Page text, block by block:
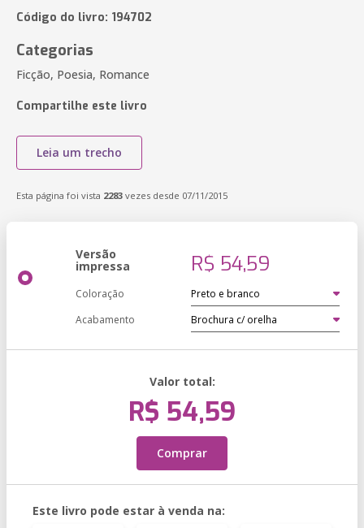
Código do livro: 194702
Categorias
Ficção, Poesia, Romance
Compartilhe este livro
Leia um trecho
Esta página foi vista 2283 vezes desde 07/11/2015
Versão
impressa R$ 54,59
Coloração
Acabamento
Valor total:
R$ 54,59
Comprar
Este livro pode estar à venda na: